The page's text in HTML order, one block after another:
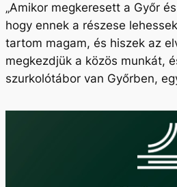
„Amikor megkeresett a Győr
hogy ennek a részese
tartom magam, és hiszek az
megkezdjük a közös munkát,
szurkolótábor van Győrben,